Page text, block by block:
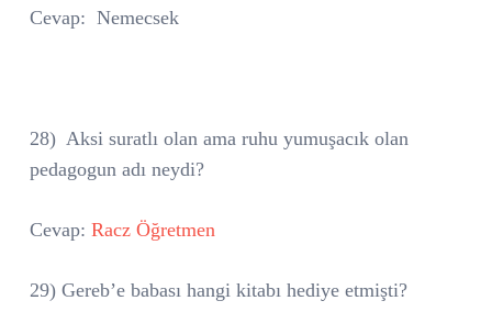
Cevap: Nemecsek
28) Aksi suratlı olan ama ruhu yumuşacık olan
pedagogun adı neydi?
Cevap: Racz Öğretmen
29) Gereb’e babası hangi kitabı hediye etmişti?